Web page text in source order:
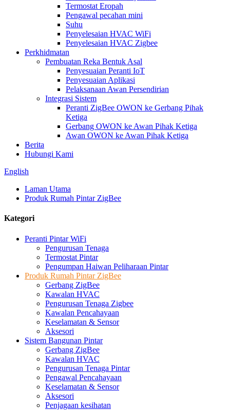
Termostat Eropah
Pengawal pecahan mini
Suhu
Penyelesaian HVAC WiFi
Penyelesaian HVAC Zigbee
Perkhidmatan
Pembuatan Reka Bentuk Asal
Penyesuaian Peranti IoT
Penyesuaian Aplikasi
Pelaksanaan Awan Persendirian
Integrasi Sistem
Peranti ZigBee OWON ke Gerbang Pihak
Ketiga
Gerbang OWON ke Awan Pihak Ketiga
Awan OWON ke Awan Pihak Ketiga
Berita
Hubungi Kami
English
Laman Utama
Produk Rumah Pintar ZigBee
Kategori
Peranti Pintar WiFi
Pengurusan Tenaga
Termostat Pintar
Pengumpan Haiwan Peliharaan Pintar
Produk Rumah Pintar ZigBee
Gerbang ZigBee
Kawalan HVAC
Pengurusan Tenaga Zigbee
Kawalan Pencahayaan
Keselamatan & Sensor
Aksesori
Sistem Bangunan Pintar
Gerbang ZigBee
Kawalan HVAC
Pengurusan Tenaga Pintar
Pengawal Pencahayaan
Keselamatan & Sensor
Aksesori
Penjagaan kesihatan